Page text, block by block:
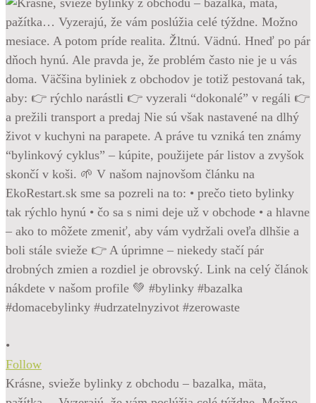
•
Follow
Krásne, svieže bylinky z obchodu – bazalka, mäta,